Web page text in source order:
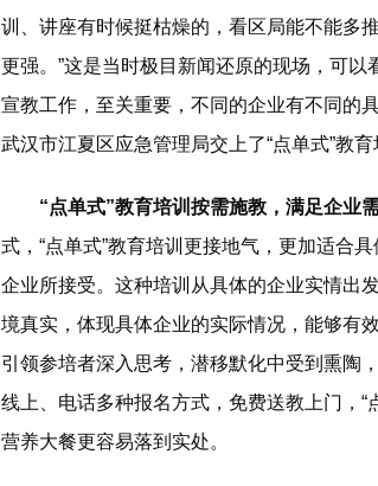
训、讲座有时候挺枯燥的，看区局能不能多
更强。”这是当时极目新闻还原的现场，可
宣教工作，至关重要，不同的企业有不同的
武汉市江夏区应急管理局交上了“点单式”教育
“点单式”教育培训按需施教，满足企业
式，“点单式”教育培训更接地气，更加适合
企业所接受。这种培训从具体的企业实情出
境真实，体现具体企业的实际情况，能够有
引领参培者深入思考，潜移默化中受到熏陶
线上、电话多种报名方式，免费送教上门，“
营养大餐更容易落到实处。